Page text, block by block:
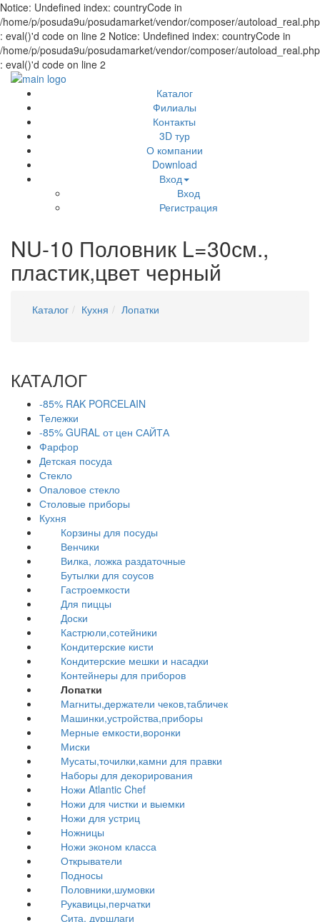
Notice: Undefined index: countryCode in
/home/p/posuda9u/posudamarket/vendor/composer/
: eval()'d code on line 2 Notice: Undefined index: countryCode in
/home/p/posuda9u/posudamarket/vendor/composer/
: eval()'d code on line 2
Каталог
Филиалы
Контакты
3D тур
О компании
Download
Вход
Вход
Регистрация
NU-10 Половник L=30см.,
пластик,цвет черный
Каталог Кухня Лопатки
КАТАЛОГ
-85% RAK PORCELAIN
Тележки
-85% GURAL от цен САЙТА
Фарфор
Детская посуда
Стекло
Опаловое стекло
Столовые приборы
Кухня
Корзины для посуды
Венчики
Вилка, ложка раздаточные
Бутылки для соусов
Гастроемкости
Для пиццы
Доски
Кастрюли,сотейники
Кондитерские кисти
Кондитерские мешки и насадки
Контейнеры для приборов
Лопатки
Магниты,держатели чеков,табличек
Машинки,устройства,приборы
Мерные емкости,воронки
Миски
Мусаты,точилки,камни для правки
Наборы для декорирования
Ножи Atlantic Chef
Ножи для чистки и выемки
Ножи для устриц
Ножницы
Ножи эконом класса
Открыватели
Подносы
Половники,шумовки
Рукавицы,перчатки
Сита, дуршлаги